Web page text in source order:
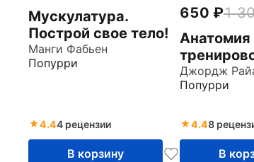
Мускулатура.
Построй свое тело!
Манги Фабьен
Попурри
4.44 рецензии
В корзину
650 1
Анатомия
Джордж
Попурри
4.48
В